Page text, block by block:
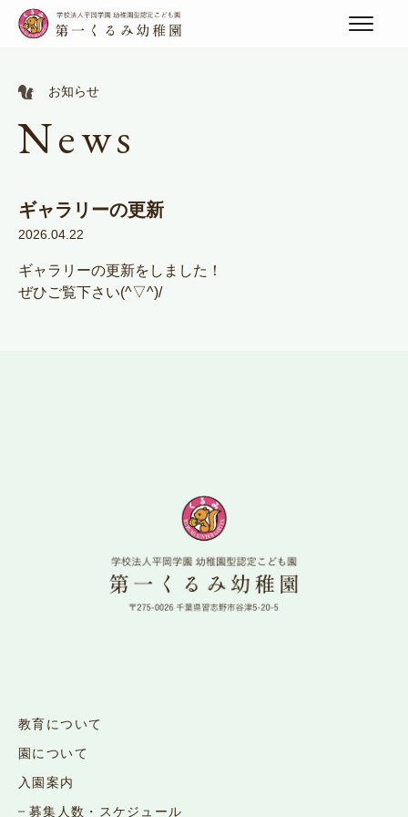
お知らせ
News
ギャラリーの更新
2026.04.22
ギャラリーの更新をしました！
ぜひご覧下さい(^▽^)/
教育について
園について
入園案内
募集人数・スケジュール